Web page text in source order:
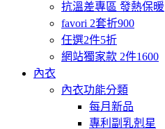
抗溫差專區 發熱保暖
favori 2套折900
任選2件5折
網站獨家款 2件1600
內衣
內衣功能分類
每月新品
專利副乳剋星